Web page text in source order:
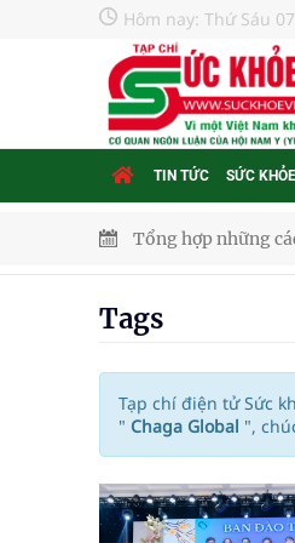
Hôm nay: Thứ Sáu
TIN TỨC SỨC KHỎE
Tổng hợp những
Vương Thành
Chấn chỉnh hoạt
Súp lơ xanh mang
Tags
Tạp chí điện tử Sức
" Chaga Global ",